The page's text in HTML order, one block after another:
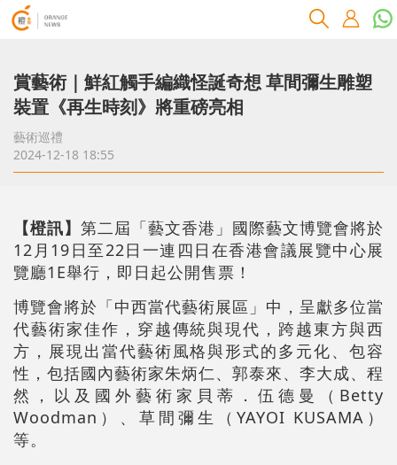
賞藝術｜鮮紅觸手編織怪誕奇想 草間彌生雕塑
裝置《再生時刻》將重磅亮相
藝術巡禮
2024-12-18 18:55
【橙訊】 第二屆「藝文香港」國際藝文博覽會將於
12月19日至22日一連四日在香港會議展覽中心展
覽廳1E舉行，即日起公開售票！
博覽會將於「中西當代藝術展區」中，呈獻多位當
代藝術家佳作，穿越傳統與現代，跨越東方與西
方，展現出當代藝術風格與形式的多元化、包容
性，包括國內藝術家朱炳仁、郭泰來、李大成、程
然，以及國外藝術家貝蒂．伍德曼（Betty
Woodman）、 草間彌生（YAYOI KUSAMA）
等。